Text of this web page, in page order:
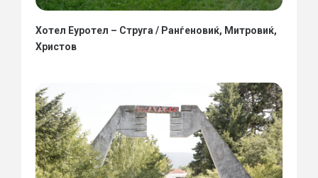
Хотел Еуротел – Струга / Ранѓеновиќ, Митровиќ,
Христов